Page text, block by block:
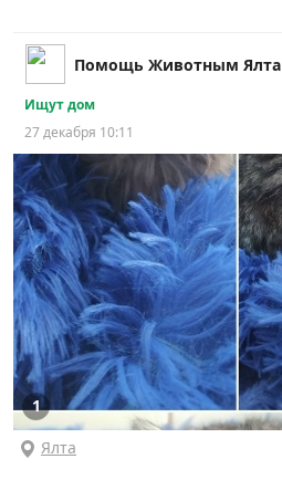
Помощь Животным Ялта
Ищут дом
27 декабря 10:11
1
Ялта